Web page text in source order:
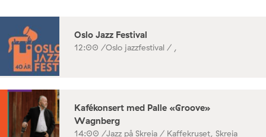
Oslo Jazz Festival
12:00 /Oslo jazzfestival / ,
Kafékonsert med Palle «Groove»
Wagnberg
14:00 /Jazz på Skreia / Kaffekruset, Skreia